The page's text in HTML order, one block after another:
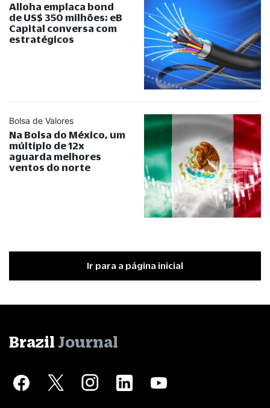
Alloha emplaca bond
de US$ 350 milhões; eB
Capital conversa com
estratégicos
Bolsa de Valores
Na Bolsa do México, um
múltiplo de 12x
aguarda melhores
ventos do norte
Ir para a página inicial
Brazil Journal